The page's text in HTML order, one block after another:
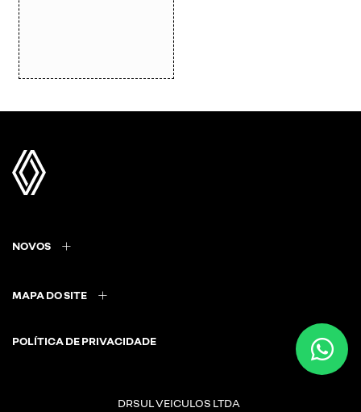
NOVOS
MAPA DO SITE
POLÍTICA DE PRIVACIDADE
DRSUL VEICULOS LTDA